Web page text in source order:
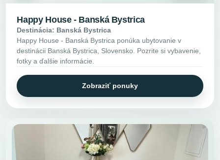
Happy House - Banská Bystrica
Destinácia: Banská Bystrica
Happy House - Banská Bystrica ponúka ubytovanie v
destinácii Banská Bystrica, Slovensko. Pozrite si vybavenie,
fotky a ďalšie informácie.
Zobraziť ponuky